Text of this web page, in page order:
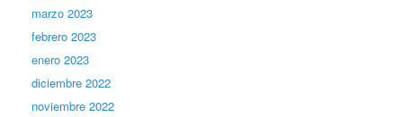
marzo 2023
febrero 2023
enero 2023
diciembre 2022
noviembre 2022